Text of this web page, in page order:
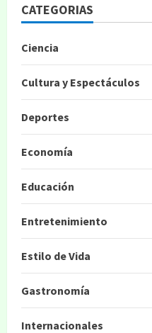
CATEGORIAS
Ciencia
Cultura y Espectáculos
Deportes
Economía
Educación
Entretenimiento
Estilo de Vida
Gastronomía
Internacionales